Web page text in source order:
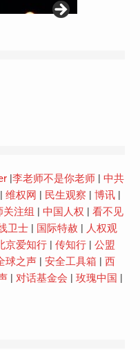
| 李老师不是你老师| 中共
维权网 民生观察 博讯|
注组 中国人权
看不见
卫士| 国际特赦
人权观
京爱知行| 传知行| 公盟
球之声| 安全工具箱
西
| 对话基金会 玫瑰中国